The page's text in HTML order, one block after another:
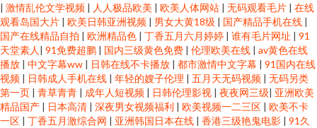
| 激情乱伦文学视频 | 人人极品欧美 | 欧美人体网站 | 无码观看毛片 | 在线
观看岛国大片 | 欧美日韩亚洲视频 | 男女大黄18级 | 国产精品手机在线 |
国产在线精品自拍 | 欧洲精品色 | 丁香五月六月婷婷 | 谁有毛片网址 | 91
天堂素人 | 91免费超鹏 | 国内三级黄色免费 | 伦理欧美在线 | av黄色在线
播放 | 中文字幕ww | 日韩在线不卡播放 | 都市激情中文字幕 | 91国内在线
视频 | 日韩成人手机在线 | 年轻的嫂子伦理 | 五月天无码视频 | 无码另类
第一页 | 青草青青 | 成年人短视频 | 日韩伦理影视 | 夜夜网三级| 亚洲欧美
精品国产 | 日本高清 | 深夜男女视频福利 | 欧美视频一二三区 | 欧美不卡
一区 | 丁香五月激综合网 | 亚洲韩国日本在线 | 香港三级艳鬼电影 | 91久